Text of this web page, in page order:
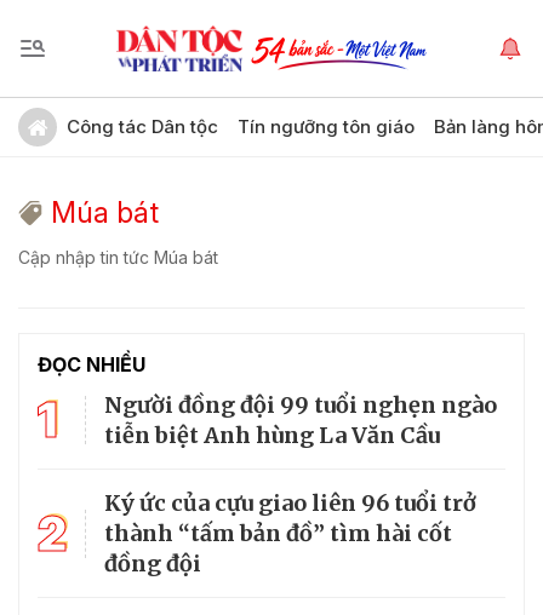
Công tác Dân tộc Tín ngưỡng tôn giáo Bản làng
Múa bát
Cập nhập tin tức Múa bát
ĐỌC NHIỀU
1
Người đồng đội 99 tuổi nghẹn ngào
tiễn biệt Anh hùng La Văn Cầu
2
Ký ức của cựu giao liên 96 tuổi trở
thành “tấm bản đồ” tìm hài cốt
đồng đội